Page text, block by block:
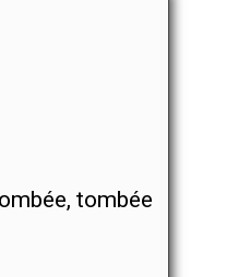
tombée